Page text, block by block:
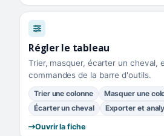
Régler le tableau
Trier, masquer, écarter un cheval,
commandes de la barre d'outils.
Trier une colonne
Masquer une
Écarter un cheval
Exporter et
Ouvrir la fiche